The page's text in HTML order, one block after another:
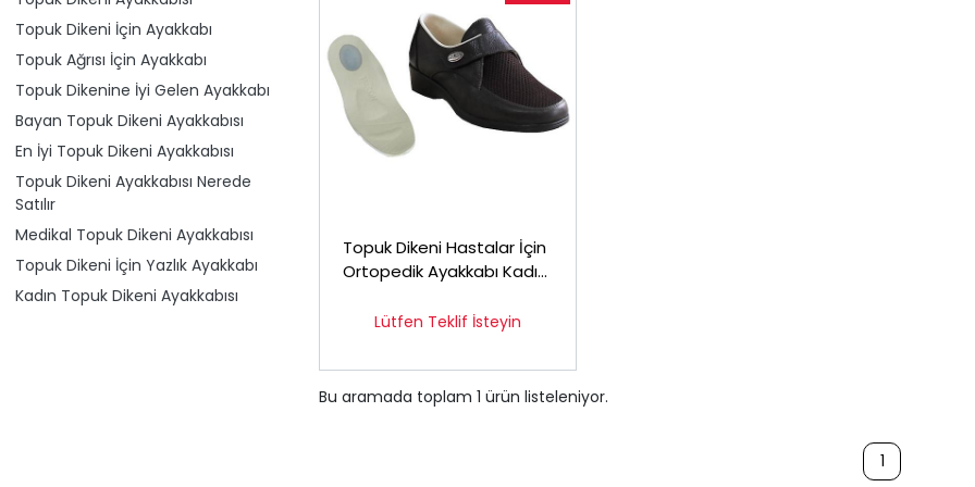
Topuk Dikeni İçin Ayakkabı
Topuk Ağrısı İçin Ayakkabı
Topuk Dikenine İyi Gelen Ayakkabı
Bayan Topuk Dikeni Ayakkabısı
En İyi Topuk Dikeni Ayakkabısı
Topuk Dikeni Ayakkabısı Nerede
Satılır
Medikal Topuk Dikeni Ayakkabısı
Topuk Dikeni İçin Yazlık Ayakkabı
Kadın Topuk Dikeni Ayakkabısı
Topuk Dikeni Hastalar İçin
Ortopedik Ayakkabı Kadın
Lütfen Teklif İsteyin
Bu aramada toplam 1 ürün listeleniyor.
1